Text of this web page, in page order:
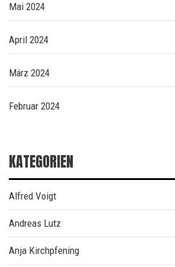
Mai 2024
April 2024
März 2024
Februar 2024
KATEGORIEN
Alfred Voigt
Andreas Lutz
Anja Kirchpfening